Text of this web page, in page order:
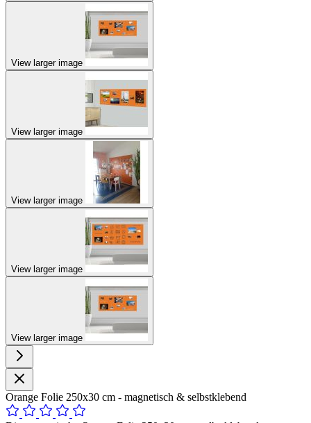
View larger image
View larger image
View larger image
View larger image
View larger image
Orange Folie 250x30 cm - magnetisch & selbstklebend